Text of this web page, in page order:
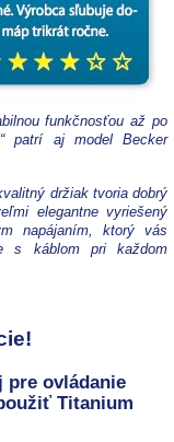
funkčnosťou až po
patrí aj model Becker
držiak tvoria dobrý
elegantne vyriešený
napájaním, ktorý vás
s káblom pri každom
pre ovládanie
Titanium